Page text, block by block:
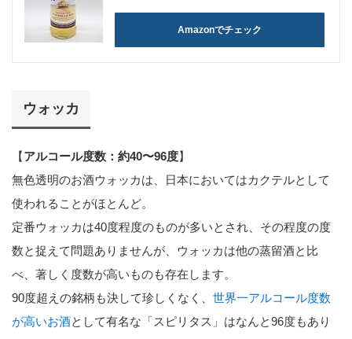
Amazonでチェック
ウォッカ
【アルコール度数：約40〜96度】
無色透明のお酒ウォッカは、日本においてはカクテルとして
使われることがほとんど。
定番ウォッカは40度程度のものが多いとされ、その程度の度
数と捉えて問題ありませんが、ウォッカは他の蒸留酒と比
べ、著しく度数が高いものも存在します。
90度超えの銘柄も決して珍しくなく、 世界一アルコール度数
が高いお酒として有名な「スピリタス」はなんと96度もあり